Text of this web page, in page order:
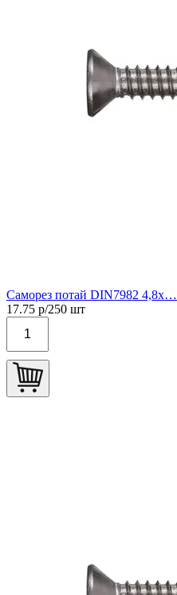
Саморез потай DIN7982 4,8х…
17.75 р/250 шт